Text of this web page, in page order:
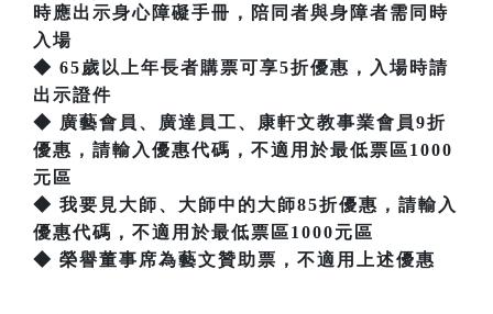
時應出示身心障礙手冊，陪同者與身障者需同時
入場
◆ 65歲以上年長者購票可享5折優惠，入場時請
出示證件
◆ 廣藝會員、廣達員工、康軒文教事業會員9折
優惠，請輸入優惠代碼，不適用於最低票區1000
元區
◆ 我要見大師、大師中的大師85折優惠，請輸入
優惠代碼，不適用於最低票區1000元區
◆ 榮譽董事席為藝文贊助票，不適用上述優惠